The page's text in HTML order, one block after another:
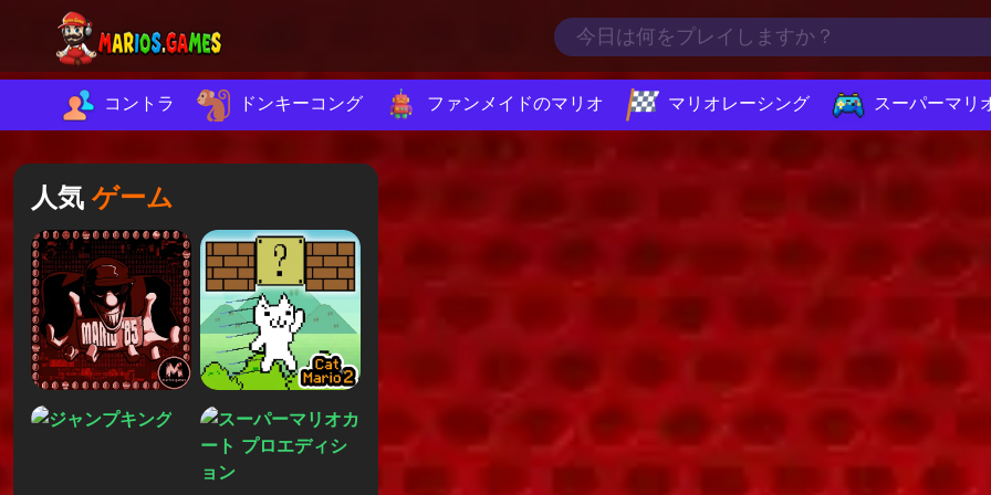
コントラ ドンキーコング ファンメイドのマリオ マリオレーシング スーパーマリ
人気 ゲーム